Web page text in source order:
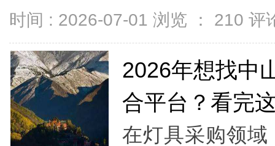
时间 : 2026-07-01 浏览 ： 210 评
2026年想找中
合平台？看完
在灯具采购领